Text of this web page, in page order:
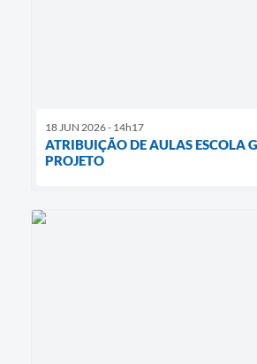
18 JUN 2026 - 14h17
ATRIBUIÇÃO DE AULAS ESCOLA
PROJETO